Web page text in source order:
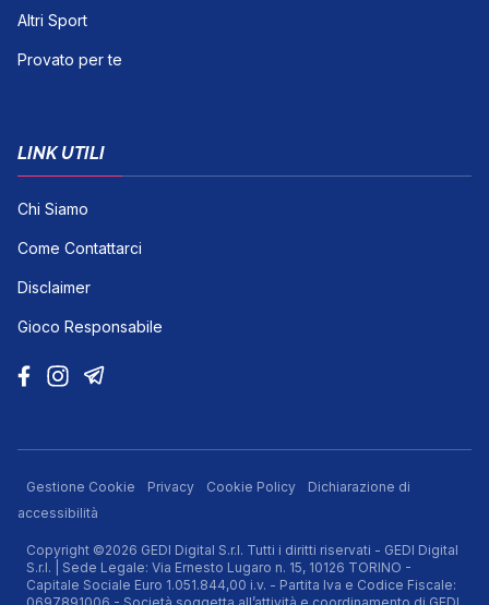
Altri Sport
Provato per te
LINK UTILI
Chi Siamo
Come Contattarci
Disclaimer
Gioco Responsabile
Gestione Cookie Privacy Cookie Policy
Dichiarazione di
accessibilità
Copyright ©2026 GEDI Digital S.r.l. Tutti i diritti riservati - GEDI Digital
S.r.l. | Sede Legale: Via Ernesto Lugaro n. 15, 10126 TORINO -
Capitale Sociale Euro 1.051.844,00 i.v. - Partita Iva e Codice Fiscale: